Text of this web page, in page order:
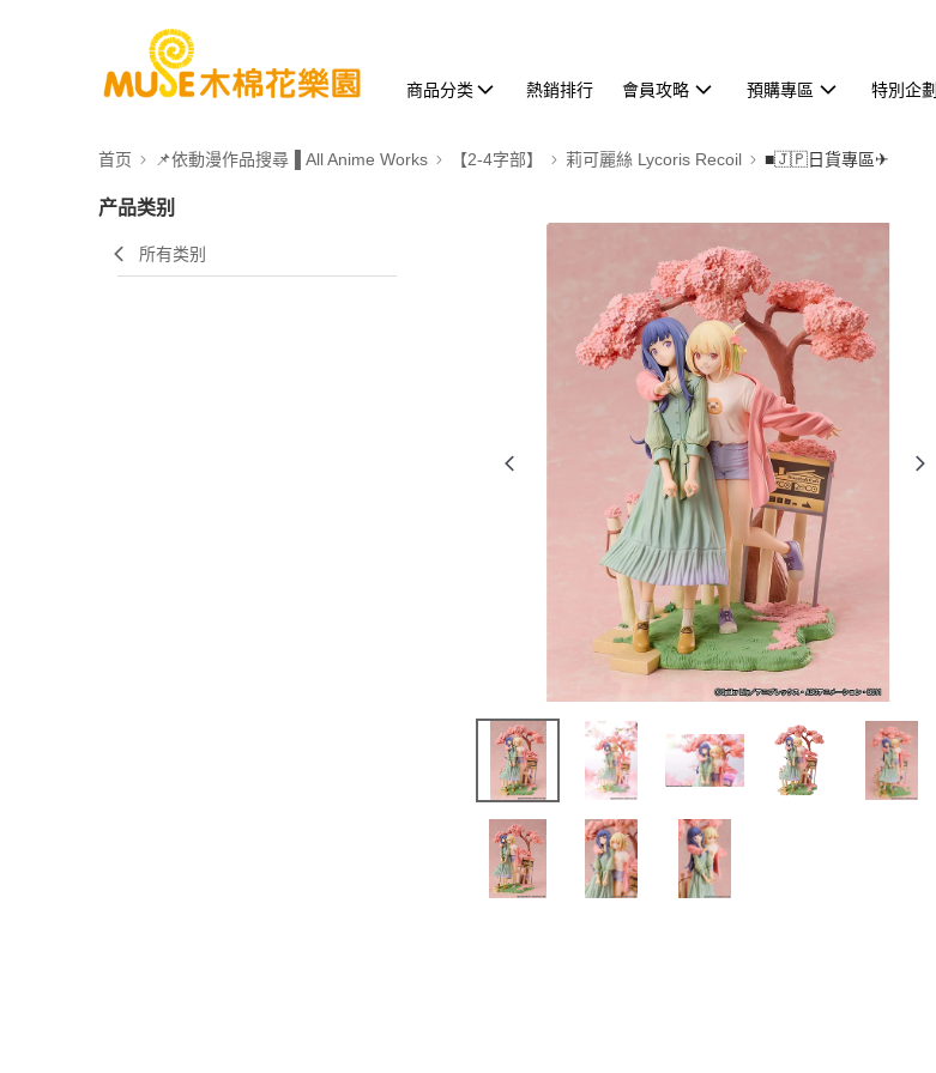
商品分类 熱銷排行 會員攻略 預購專區 特別企劃
首页 📌依動漫作品搜尋▐ All Anime Works 【2-4字部】 莉可麗絲 Lycoris Recoil ■🇯🇵日貨專區✈
产品类别
所有类别